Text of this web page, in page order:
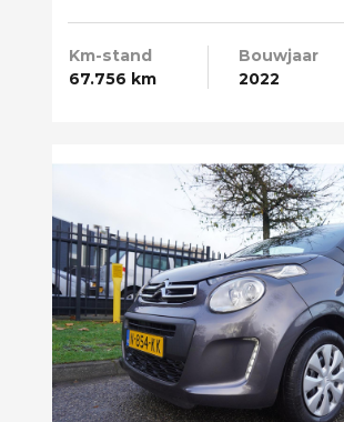
Km-stand
67.756 km
Bouwjaar
2022